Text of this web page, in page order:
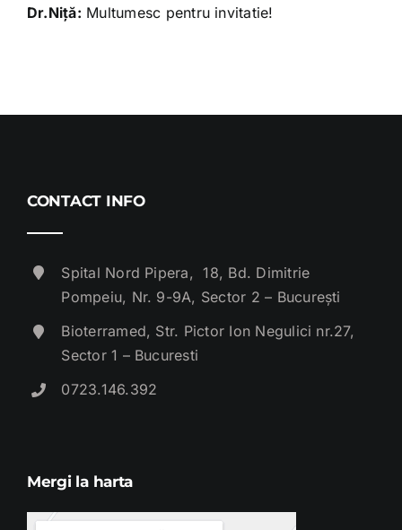
Dr.Niță: Multumesc pentru invitatie!
CONTACT INFO
Spital Nord Pipera, 18, Bd. Dimitrie
Pompeiu, Nr. 9-9A, Sector 2 – București
Bioterramed, Str. Pictor Ion Negulici nr.27,
Sector 1 – Bucuresti
0723.146.392
Mergi la harta